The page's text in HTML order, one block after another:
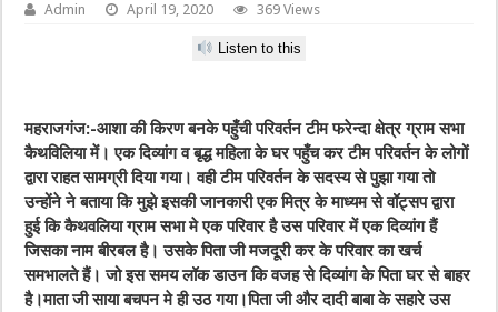
Admin April 19, 2020 369 Views
Listen to this
महराजगंज:-आशा की किरण बनके पहुँची परिवर्तन टीम फरेन्दा क्षेत्र ग्राम सभा
कैथविलिया में। एक दिव्यांग व बृद्ध महिला के घर पहुँच कर टीम परिवर्तन के लोगों
द्वारा राहत सामग्री दिया गया। वही टीम परिवर्तन के सदस्य से पुझा गया तो
उन्होंने ने बताया कि मुझे इसकी जानकारी एक मित्र के माध्यम से वॉट्सप द्वारा
हुई कि कैथवलिया ग्राम सभा मे एक परिवार है उस परिवार में एक दिव्यांग हैं
जिसका नाम बीरबल है। उसके पिता जी मजदूरी कर के परिवार का खर्च
समभालते हैं। जो इस समय लॉक डाउन कि वजह से दिव्यांग के पिता घर से बाहर
है।माता जी साया बचपन मे ही उठ गया।पिता जी और दादी बाबा के सहारे उस